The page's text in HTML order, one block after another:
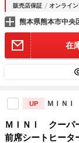
販売店保証 オンライ
熊本県熊本市中央
在
UP ＭＩＮＩ
ＭＩＮＩ クー
前席シートヒー